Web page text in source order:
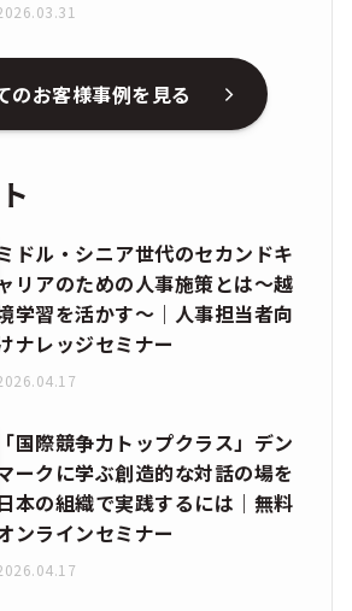
のお客様事例を見る
ドル・シニア世代のセカンドキ
リアのための人事施策とは〜越
学習を活かす〜｜人事担当者向
ナレッジセミナー
「国際競争力トップクラス」デン
ークに学ぶ創造的な対話の場を
本の組織で実践するには｜無料
ンラインセミナー